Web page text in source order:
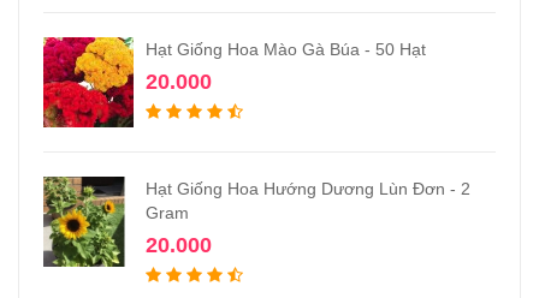
Hạt Giống Hoa Mào Gà Búa - 50 Hạt
20.000
Hạt Giống Hoa Hướng Dương Lùn Đơn - 2
Gram
20.000